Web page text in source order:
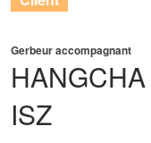
HANGCHA
ISZ
Gerbeur accompagnant